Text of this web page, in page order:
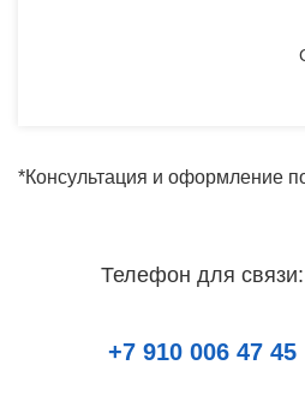
*Консультация и оформление
Телефон для связи:
+7 910 006 47 45